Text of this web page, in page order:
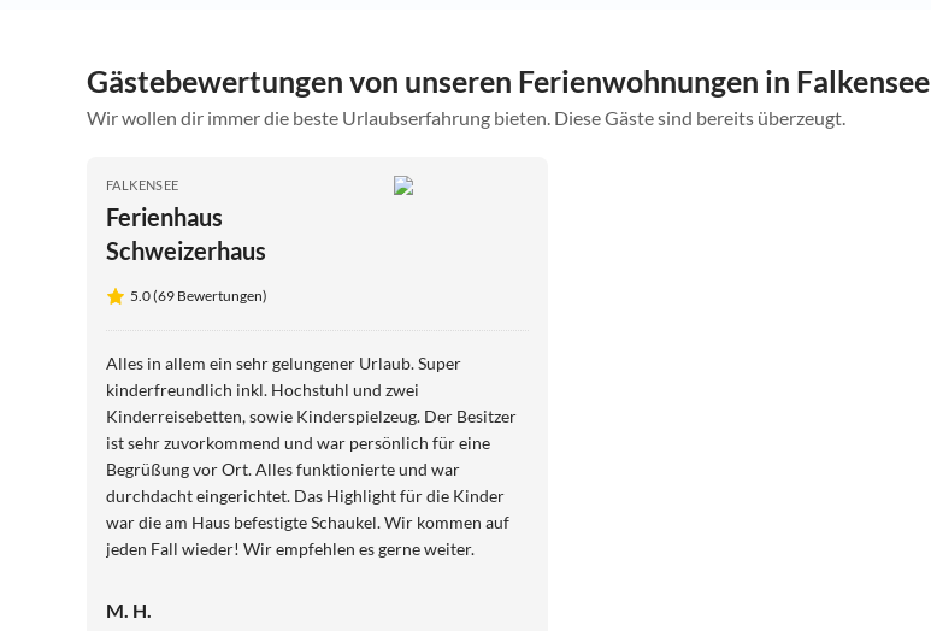
Gästebewertungen von unseren Ferienwohnungen in Falkensee
Wir wollen dir immer die beste Urlaubserfahrung bieten. Diese Gäste sind bereits überzeugt.
FALKENSEE
Ferienhaus
Schweizerhaus
5.0 (69 Bewertungen)
Alles in allem ein sehr gelungener Urlaub. Super
kinderfreundlich inkl. Hochstuhl und zwei
Kinderreisebetten, sowie Kinderspielzeug. Der Besitzer
ist sehr zuvorkommend und war persönlich für eine
Begrüßung vor Ort. Alles funktionierte und war
durchdacht eingerichtet. Das Highlight für die Kinder
war die am Haus befestigte Schaukel. Wir kommen auf
jeden Fall wieder! Wir empfehlen es gerne weiter.
M. H.